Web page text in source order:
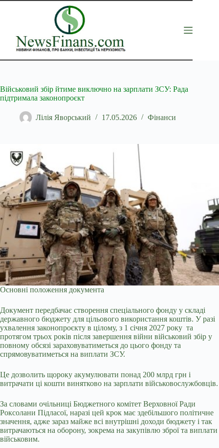
Перейти
Військовий збір йтиме виключно на зарплати ЗСУ: Рада
підтримала законопроєкт
Лілія Яворський 17.05.2026 Фінанси
Основні положення документа
Документ передбачає створення спеціального фонду у складі
державного бюджету для цільового використання коштів. У разі
ухвалення законопроєкту в цілому, з 1 січня 2027 року та
протягом трьох років після завершення війни військовий збір у
повному обсязі зараховуватиметься до цього фонду та
спрямовуватиметься на виплати ЗСУ.
Це дозволить щороку акумулювати понад 200 млрд грн і
витрачати ці кошти винятково на зарплати військовослужбовців.
За словами очільниці Бюджетного комітет Верховної Ради
Роксолани Підласої, наразі цей крок має здебільшого політичне
значення, адже зараз майже всі внутрішні доходи бюджету і так
витрачаються на оборону, зокрема на закупівлю зброї та виплати
військовим.